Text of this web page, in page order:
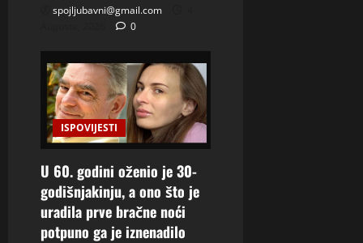
spojljubavni@gmail.com
0
ISPOVIJESTI
U 60. godini oženio je 30-
godišnjakinju, a ono što je
uradila prve bračne noći
potpuno ga je iznenadilo